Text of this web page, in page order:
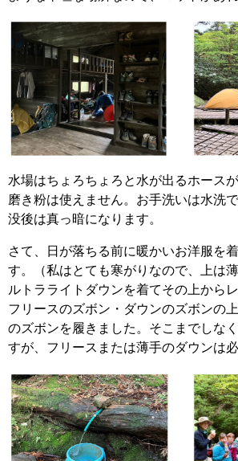
水場はちょろちょろと水が出るホース
磨き粉は使えません。お手洗いは水洗
没後は真っ暗になります。
さて、日が落ちる前に暖かいお洋服を
す。（私はとても寒がりなので、上は
ルトラライトダウンを着てその上から
フリースのズボン・ダウンのズボンの
のズボンを履きました。そこまでしな
すが、フリースまたは薄手のダウンは必